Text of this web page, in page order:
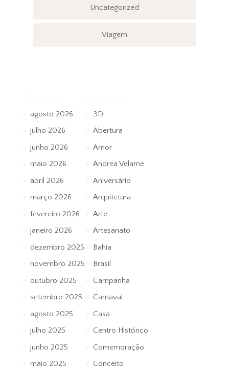
Uncategorized
Viagem
agosto 2026
julho 2026
junho 2026
maio 2026
abril 2026
março 2026
fevereiro 2026
janeiro 2026
dezembro 2025
novembro 2025
outubro 2025
setembro 2025
agosto 2025
julho 2025
junho 2025
maio 2025
3D
Abertura
Amor
Andrea Velame
Aniversário
Arquitetura
Arte
Artesanato
Bahia
Brasil
Campanha
Carnaval
Casa
Centro Histórico
Comemoração
Conceito